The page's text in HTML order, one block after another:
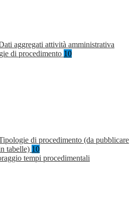
aggregati attività amministrativa
di procedimento 10
di procedimento (da pubblicare
tabelle) 10
tempi procedimentali